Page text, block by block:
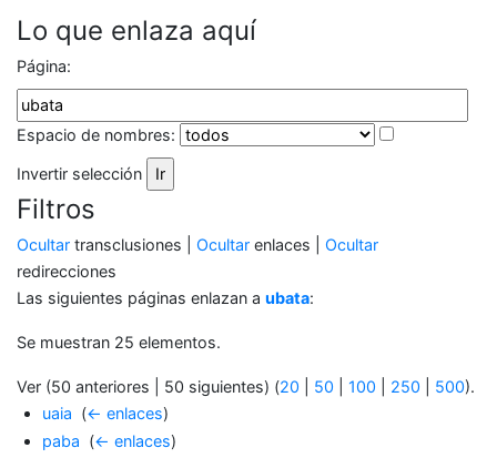
Lo que enlaza aquí
Página:
Espacio de nombres:
Invertir selección
Filtros
Ocultar transclusiones | Ocultar enlaces | Ocultar
redirecciones
Las siguientes páginas enlazan a ubata:
Se muestran 25 elementos.
Ver (50 anteriores | 50 siguientes) (20 50 100 250 500).
uaia (← enlaces)
paba (← enlaces)